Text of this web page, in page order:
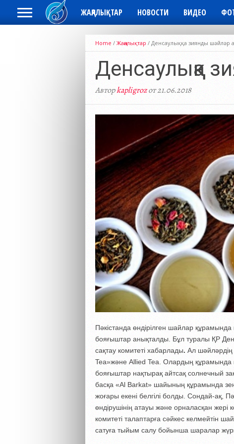
ЖАҢАЛЫҚТАР НОВОСТИ ВИДЕО
Home / Жаңалықтар / Денсаулыққа зиянды шәйләр
Денсаулыққа
Авторkapligrozот 21.06.2018
Пәкістанда өндірілген шайлар
бояғыштар анықталды. Бұл туралы ҚР
сақтау комитеті хабарлады. Ал шәйләрдің
Tea»және Allied Tea. Олардың құрамында
бояғыштар нақтырақ айтсақ солнечный
басқа «Al Barkat» шайының құрамында
жоғары екені белгілі болды. Сондай-ақ,
өндірушінің атауы және орналасқан жері
комитеті талаптарға сәйкес келмейтін
сатуға тыйым салу бойынша шаралар